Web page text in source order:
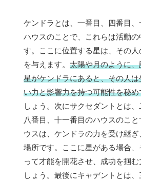
ケンドラとは、一番目、四番目
ハウスのことで、これらは活動
す。ここに位置する星は、その
を与えます。 太陽や月のように
星がケンドラにあると、その人
い力と影響力を持つ可能性を秘め
しょう。次にサクセダントとは、
八番目、十一番目のハウスのこ
ウスは、ケンドラの力を受け継ぎ
場所です。ここに星がある場合、
って才能を開花させ、成功を掴
しょう。最後にキャデントとは、